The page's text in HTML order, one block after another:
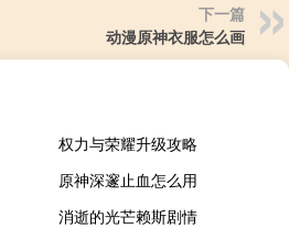
下一篇
动漫原神衣服怎么画
权力与荣耀升级攻略
原神深邃止血怎么用
消逝的光芒赖斯剧情